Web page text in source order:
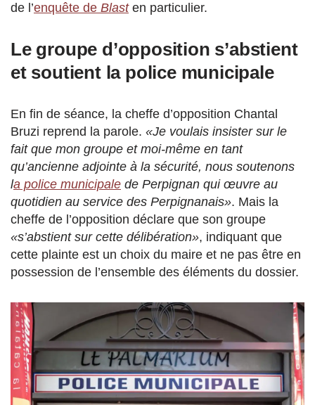
de l’enquête de Blast en particulier.
Le groupe d’opposition s’abstient
et soutient la police municipale
En fin de séance, la cheffe d’opposition Chantal
Bruzi reprend la parole. «Je voulais insister sur le
fait que mon groupe et moi-même en tant
qu’ancienne adjointe à la sécurité, nous soutenons
la police municipale de Perpignan qui œuvre au
quotidien au service des Perpignanais». Mais la
cheffe de l’opposition déclare que son groupe
«s’abstient sur cette délibération», indiquant que
cette plainte est un choix du maire et ne pas être en
possession de l’ensemble des éléments du dossier.